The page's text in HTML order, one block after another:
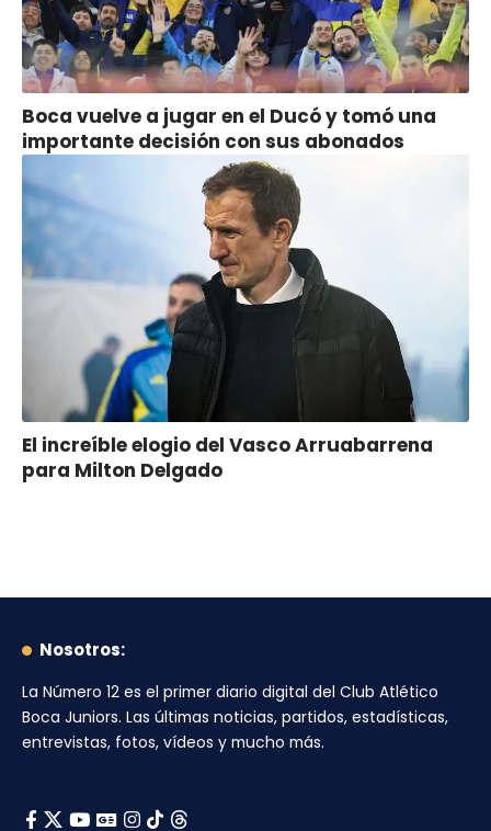
Boca vuelve a jugar en el Ducó y tomó una
importante decisión con sus abonados
El increíble elogio del Vasco Arruabarrena
para Milton Delgado
Nosotros:
La Número 12 es el primer diario digital del Club Atlético
Boca Juniors. Las últimas noticias, partidos, estadísticas,
entrevistas, fotos, vídeos y mucho más.